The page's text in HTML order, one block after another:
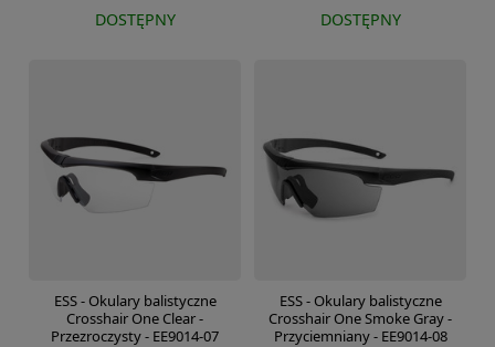
DOSTĘPNY DOSTĘPNY
ESS - Okulary balistyczne
Crosshair One Clear -
Przezroczysty - EE9014-07
ESS - Okulary balistyczne
Crosshair One Smoke Gray -
Przyciemniany - EE9014-08